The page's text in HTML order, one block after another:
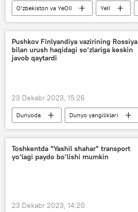
O‘zbekiston va YeOII YeII
Qishloq xo‘jaligi
Pushkov Finlyandiya vazirining Rossiya
bilan urush haqidagi so‘zlariga keskin
javob qaytardi
23 Dekabr 2023, 15:26
Dunyoda
Dunyo yangiliklari
Rossiya
Ukraina
NATO
Finlyandiya
Toshkentda “Yashil shahar” transport
yo‘lagi paydo bo‘lishi mumkin
23 Dekabr 2023, 14:20